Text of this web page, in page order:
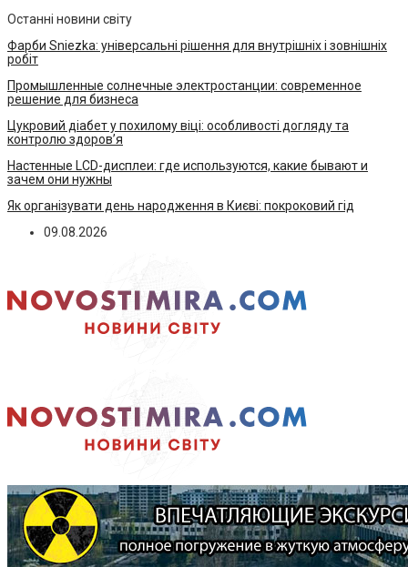
Останні новини світу
Фарби Sniezka: універсальні рішення для внутрішніх і зовнішніх
робіт
Промышленные солнечные электростанции: современное
решение для бизнеса
Цукровий діабет у похилому віці: особливості догляду та
контролю здоров’я
Настенные LCD-дисплеи: где используются, какие бывают и
зачем они нужны
Як організувати день народження в Києві: покроковий гід
09.08.2026